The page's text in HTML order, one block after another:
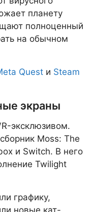
планету
полноценный
на обычном
Quest и Steam
экраны
эксклюзивом.
Moss: The
и Switch. В него
Twilight
графику,